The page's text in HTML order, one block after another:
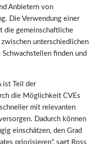
Anbietern von
Die Verwendung einer
die gemeinschaftliche
unterschiedlichen
finden und
ist Teil der
die Möglichkeit CVEs
mit relevanten
Dadurch können
einschätzen, den Grad
priorisieren“, sagt Ross